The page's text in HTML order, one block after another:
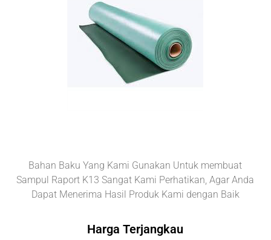
Bahan Baku Yang Kami Gunakan Untuk membuat
Sampul Raport K13 Sangat Kami Perhatikan, Agar Anda
Dapat Menerima Hasil Produk Kami dengan Baik
Harga Terjangkau